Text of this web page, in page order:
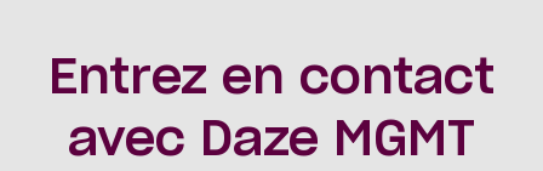
Entrez en contact
avec Daze MGMT